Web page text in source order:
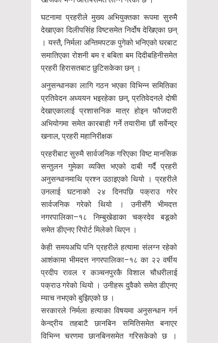
घटनामा प्रहरीले मुख्य अभियुक्तका रूपमा सुरुमै
देखाएका दिलीपसिंह विष्टसमेत निर्दोष देखिएका छन्
। यस्तै, निर्मला अन्तिमपटक पुगेको भनिएको घरबाट
समातिएका रोशनी बम र बबिता बम दिदीबहिनीसमेत
प्रहरी हिरासतबाट छुटिसकेका छन् ।
अनुसन्धानका लागि गठन भएका विभिन्न समितिका
प्रतिवेदन अध्ययन भइरहेका छन्, प्रतिवेदनले दोषी
देखाएकालाई प्रशासनिक मात्र होइन फौजदारी
अभियोगमा समेत कारबाही गर्ने तयारीमा छौं सर्वेन्द्र
खनाल, प्रहरी महानिरीक्षक
प्रहरीबाट सुरुमै सार्वजनिक गरिएका विष्ट मानसिक
सन्तुलन गुमेका व्यक्ति भएको दाबी गर्दै प्रहरी
अनुसन्धानमाथि प्रश्न उठाइएको थियो । प्रहरीले
उनलाई घटनाको २४ दिनपछि पक्राउ गरेर
सार्वजनिक गरेको थियो । उनीसँगै भीमदत्त
नगरपालिका–१८ निम्बुखेडाका चक्रदेव बडूको
समेत डीएनए रिपोर्ट मिलेको थिएन ।
केही समयअघि पनि प्रहरीले हत्यामा संलग्न रहेको
आशंकामा भीमदत्त नगरपालिका–१८ का २२ वर्षीय
प्रदीप रावल र कञ्चनपुरकै विशाल चौधरीलाई
पक्राउ गरेको थियो । उनीहरू दुवैको समेत डीएनए
म्याच नभएको बुझिएको छ ।
सरकारले निर्मला हत्याका विषयमा अनुसन्धान गर्न
केन्द्रीय तहबाटै छानबिन समितिसमेत बनाएर
विभिन्न चरणमा छानबिनसमेत गरिसकेको छ ।